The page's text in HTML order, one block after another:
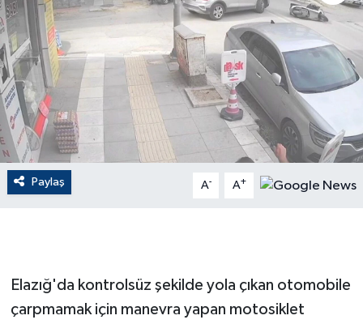
Paylaş A- A+
Elazığ'da kontrolsüz şekilde yola çıkan otomobile
çarpmamak için manevra yapan motosiklet
Dünya
EĞİTİM
EKONOMİ
English News
Finans
GENEL